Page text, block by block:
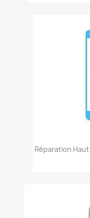
Réparation Haut